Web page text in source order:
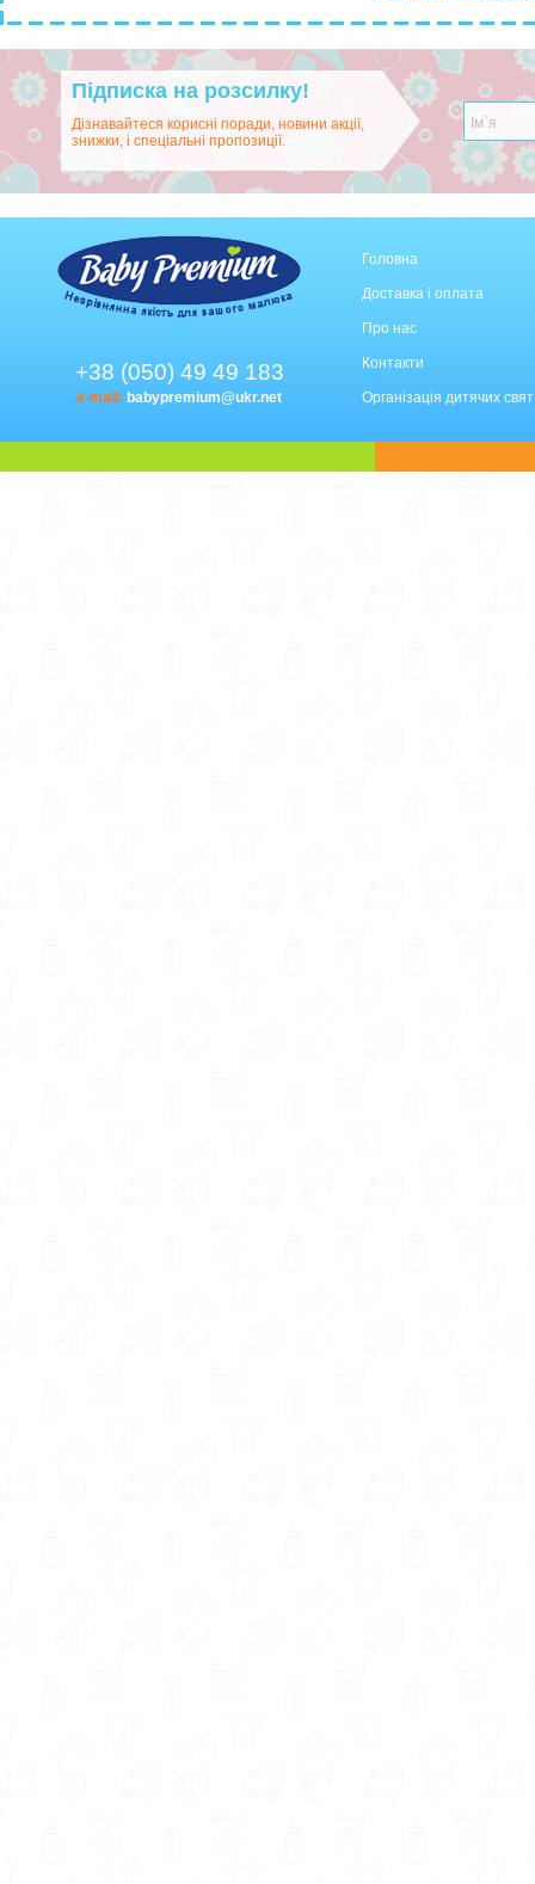
Підписка на розсилку!
Дізнавайтеся корисні поради, новини акції,
знижки, і спеціальні пропозиції.
+38 (050) 49 49 183
e-mail: babypremium@ukr.net
Головна
Доставка і оплата
Про нас
Контакти
Організація дитячих свят